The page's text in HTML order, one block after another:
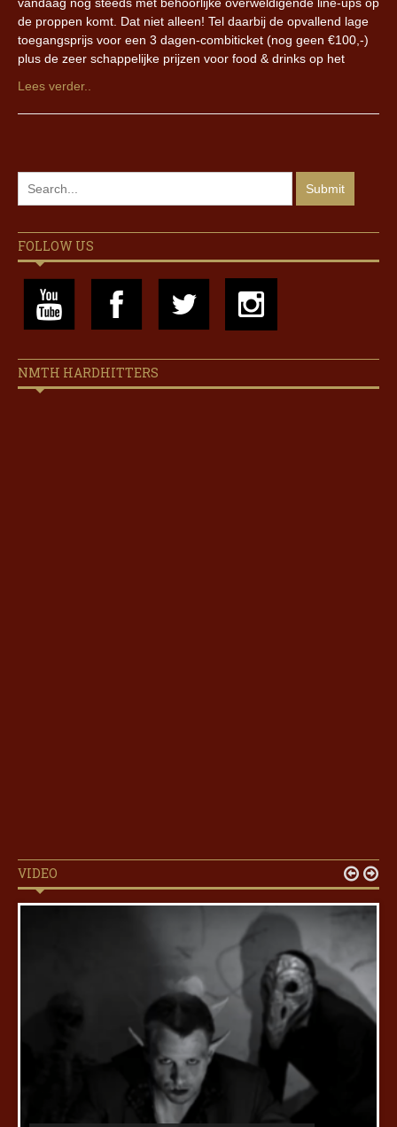
vandaag nog steeds met behoorlijke overweldigende line-ups op
de proppen komt. Dat niet alleen! Tel daarbij de opvallend lage
toegangsprijs voor een 3 dagen-combiticket (nog geen €100,-)
plus de zeer schappelijke prijzen voor food & drinks op het
Lees verder..
FOLLOW US
NMTH HARDHITTERS
VIDEO  